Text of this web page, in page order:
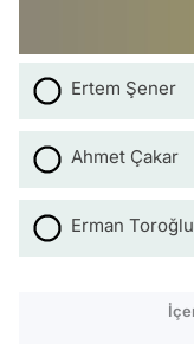
Ertem Şener
Ahmet Çakar
Erman Toroğlu